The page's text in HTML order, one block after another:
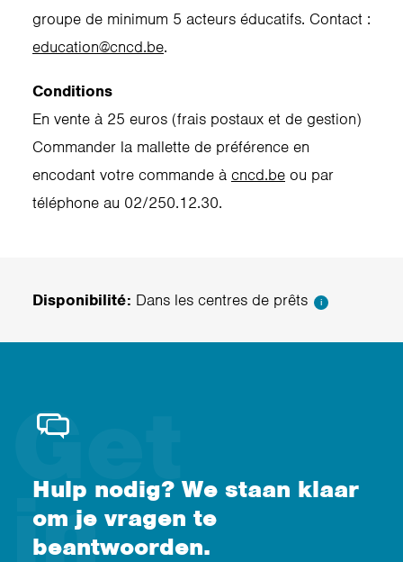
groupe de minimum 5 acteurs éducatifs. Contact :
education@cncd.be.
Conditions
En vente à 25 euros (frais postaux et de gestion)
Commander la mallette de préférence en
encodant votre commande à cncd.be ou par
téléphone au 02/250.12.30.
Disponibilité: Dans les centres de prêts i
Hulp nodig? We staan klaar
om je vragen te
beantwoorden.